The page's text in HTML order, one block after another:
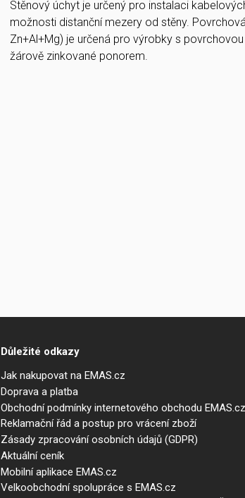
Stěnový úchyt je určený pro instalaci
možnosti distanční mezery od stěny.
Zn+Al+Mg) je určená pro výrobky s
žárově zinkované ponorem.
Důležité odkazy
Jak nakupovat na EMAS.cz
Doprava a platba
Obchodní podmínky internetového obchodu EMAS.cz
Reklamační řád a postup pro vrácení zboží
Zásady zpracování osobních údajů (GDPR)
Aktuální ceník
Mobilní aplikace EMAS.cz
Velkoobchodní spolupráce s EMAS.cz